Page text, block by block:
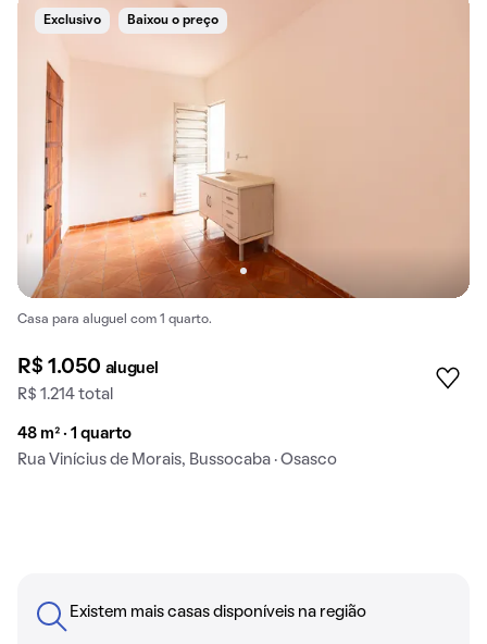
Exclusivo Baixou o preço
Casa para aluguel com 1 quarto.
R$ 1.050 aluguel
R$ 1.214 total
48 m² · 1 quarto
Rua Vinícius de Morais, Bussocaba · Osasco
Existem mais casas disponíveis na região